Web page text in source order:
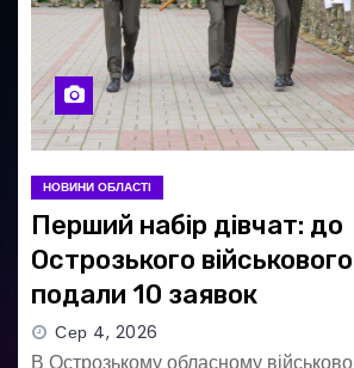
НОВИНИ ОБЛАСТІ
Перший набір дівчат: до
Острозького
подали 10 заявок
Сер 4, 2026